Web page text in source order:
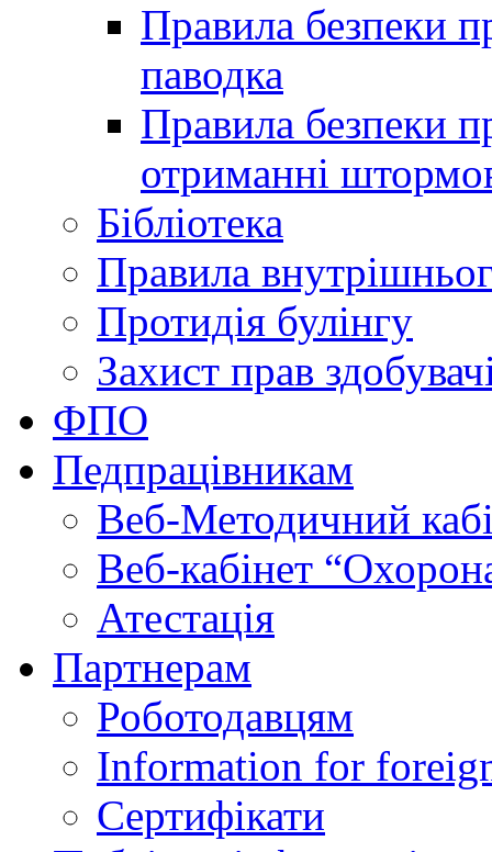
Правила безпеки
паводка
Правила безпеки
отриманні
Бібліотека
Правила
Протидія булінгу
Захист прав
ФПО
Педпрацівникам
Веб-Методичний
Веб-кабінет
Атестація
Партнерам
Роботодавцям
Information for
Сертифікати